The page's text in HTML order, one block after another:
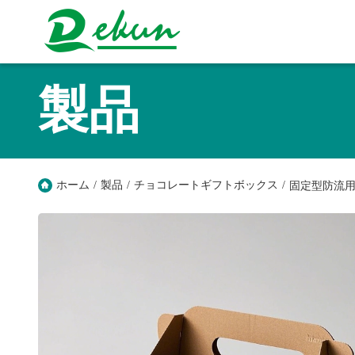
製品
ホーム / 製品 / チョコレートギフトボックス / 固定型防流